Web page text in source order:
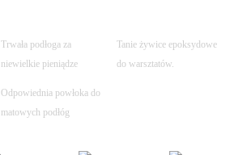
Trwała podłoga za
niewielkie pieniądze
Tanie żywice epoksydowe
do warsztatów.
Odpowiednia powłoka do
matowych podłóg